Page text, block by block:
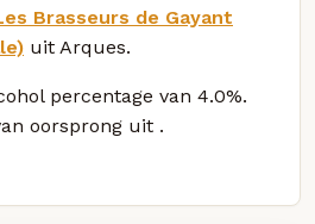
Brasseurs de Gayant
uit Arques.
percentage van 4.0%.
oorsprong uit .